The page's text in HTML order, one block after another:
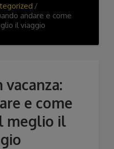
andare e come
il viaggio
e come
meglio il